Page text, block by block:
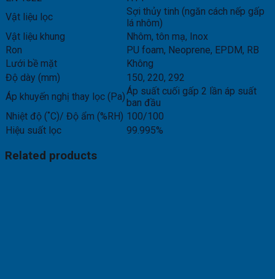
Vật liệu lọc
Sợi thủy tinh (ngăn cách nếp gấp
lá nhôm)
Vật liệu khung
Nhôm, tôn mạ, Inox
Ron
PU foam, Neoprene, EPDM, RB
Lưới bề mặt
Không
Độ dày (mm)
150, 220, 292
Áp khuyến nghị thay lọc (Pa)Áp suất cuối gấp 2 lần áp suất
ban đầu
Nhiệt độ (˚C)/ Độ ẩm (%RH) 100/100
Hiệu suất lọc
99.995%
Related products